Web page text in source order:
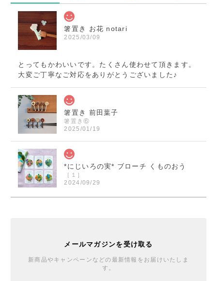
箸置き お花 notari
2025/03/09
とってもかわいいです。たくさん使わせて頂きます。
大変ご丁寧なご対応をありがとうございました♪
箸置き 前田葉子
箸置き⑥
2025/01/19
*にじいろの実* ブローチ くものおう
［１］
2024/09/29
*にじいろの実* ブローチ くものおう
メールマガジンを受け取る
新商品やキャンペーンなどの最新情報をお届けいたしま
す。